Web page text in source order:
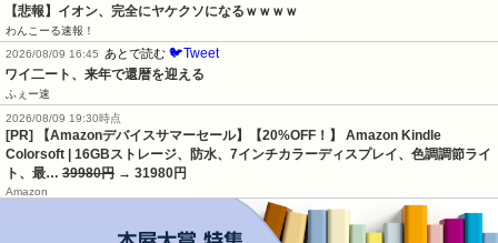
【悲報】イオン、完全にヤケクソになるｗｗｗｗ
わんこーる速報！
2026/08/09 16:45
あとで読む 🐦Tweet
ワイ二ート、来年で還暦を迎える
ふぇー速
2026/08/09 19:30時点
[PR] 【Amazonデバイスサマーセール】【20%OFF！】 Amazon Kindle
Colorsoft | 16GBストレージ、防水、7インチカラーディスプレイ、色調調節ライ
ト、最… 39980円 → 31980円
Amazon